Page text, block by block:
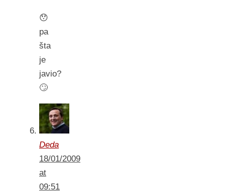
😯
pa
šta
je
javio?
🙄
Deda
18/01/2009
at
09:51